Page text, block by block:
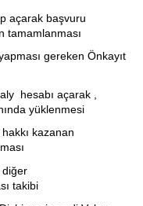
açarak başvuru
tamamlanması
gereken Önkayıt
hesabı açarak ,
yüklenmesi
kazanan
diğer
takibi